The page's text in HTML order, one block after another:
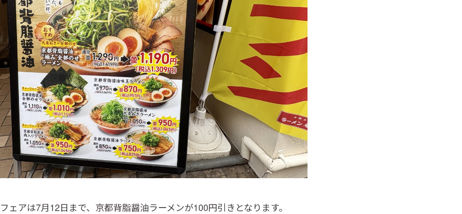
ェアは7月12日まで、京都背脂醤油ラーメンが100円引きとなります。